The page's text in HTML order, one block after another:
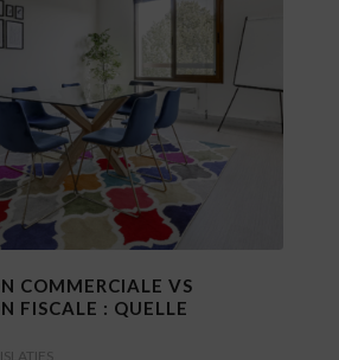
COMMERCIALE VS
FISCALE : QUELLE